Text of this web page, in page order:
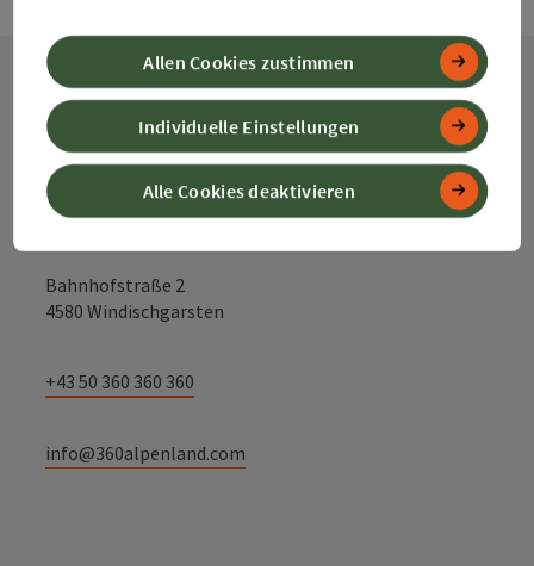
Kontakt
Alpenland Tourismus GmbH
Bahnhofstraße 2
4580 Windischgarsten
+43 50 360 360 360
info@360alpenland.com
Alle Cookies deaktivieren
Individuelle Einstellungen
Allen Cookies zustimmen